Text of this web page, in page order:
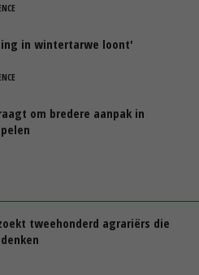
in wintertarwe loont'
om bredere aanpak in
tweehonderd agrariërs die